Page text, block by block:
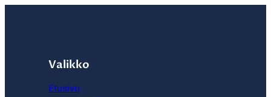
Valikko
Etusivu